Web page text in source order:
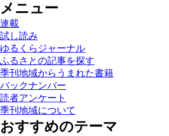
メニュー
連載
試し読み
ゆるくらジャーナル
ふるさとの記事を探す
季刊地域からうまれた書籍
バックナンバー
読者アンケート
季刊地域について
おすすめのテーマ